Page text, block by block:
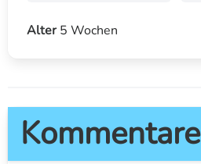
Alter5 Wochen
Kommentare